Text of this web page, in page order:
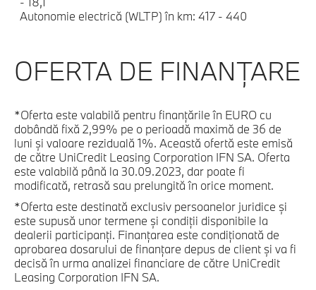
Autonomie electrică (WLTP) în km: 417 - 440
OFERTA DE FINANŢARE
*Oferta este valabilă pentru finanțările în EURO cu
dobândă fixă 2,99% pe o perioadă maximă de 36 de
luni și valoare reziduală 1%. Această ofertă este emisă
de către UniCredit Leasing Corporation IFN SA. Oferta
este valabilă până la 30.09.2023, dar poate fi
modificată, retrasă sau prelungită în orice moment.
*Oferta este destinată exclusiv persoanelor juridice și
este supusă unor termene și condiții disponibile la
dealerii participanți. Finanțarea este condiționată de
aprobarea dosarului de finanțare depus de client și va fi
decisă în urma analizei financiare de către UniCredit
Leasing Corporation IFN SA.